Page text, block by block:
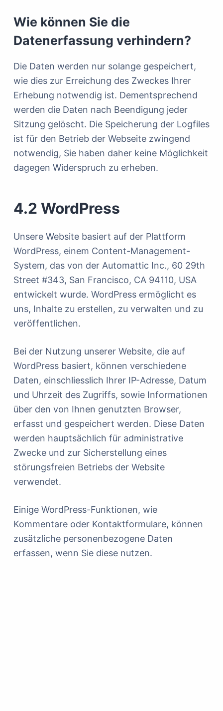
Wie können Sie die
Datenerfassung verhindern?
Die Daten werden nur solange gespeichert,
wie dies zur Erreichung des Zweckes Ihrer
Erhebung notwendig ist. Dementsprechend
werden die Daten nach Beendigung jeder
Sitzung gelöscht. Die Speicherung der Logfiles
ist für den Betrieb der Webseite zwingend
notwendig, Sie haben daher keine Möglichkeit
dagegen Widerspruch zu erheben.
4.2 WordPress
Unsere Website basiert auf der Plattform
WordPress, einem Content-Management-
System, das von der Automattic Inc., 60 29th
Street #343, San Francisco, CA 94110, USA
entwickelt wurde. WordPress ermöglicht es
uns, Inhalte zu erstellen, zu verwalten und zu
veröffentlichen.
Bei der Nutzung unserer Website, die auf
WordPress basiert, können verschiedene
Daten, einschliesslich Ihrer IP-Adresse, Datum
und Uhrzeit des Zugriffs, sowie Informationen
über den von Ihnen genutzten Browser,
erfasst und gespeichert werden. Diese Daten
werden hauptsächlich für administrative
Zwecke und zur Sicherstellung eines
störungsfreien Betriebs der Website
verwendet.
Einige WordPress-Funktionen, wie
Kommentare oder Kontaktformulare, können
zusätzliche personenbezogene Daten
erfassen, wenn Sie diese nutzen.